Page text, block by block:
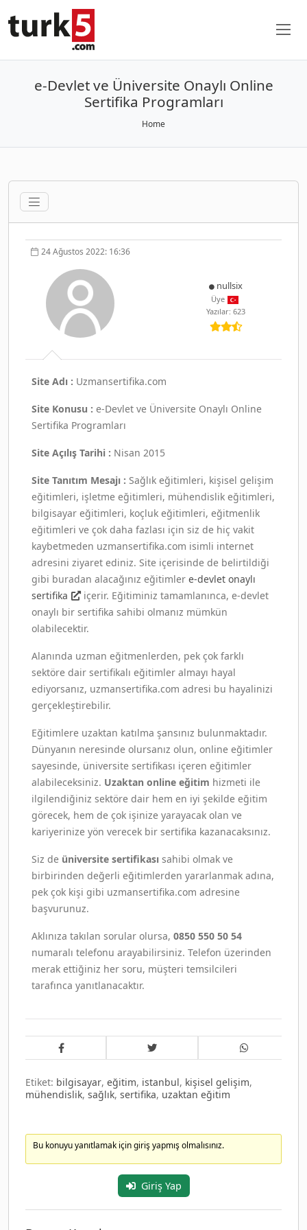
e-Devlet ve Üniversite Onaylı Online
Sertifika Programları
Home
24 Ağustos 2022: 16:36
nullsix
Üye
Yazılar: 623
Site Adı : Uzmansertifika.com
Site Konusu : e-Devlet ve Üniversite Onaylı Online
Sertifika Programları
Site Açılış Tarihi : Nisan 2015
Site Tanıtım Mesajı : Sağlık eğitimleri, kişisel gelişim
eğitimleri, işletme eğitimleri, mühendislik eğitimleri,
bilgisayar eğitimleri, koçluk eğitimleri, eğitmenlik
eğitimleri ve çok daha fazlası için siz de hiç vakit
kaybetmeden uzmansertifika.com isimli internet
adresini ziyaret ediniz. Site içerisinde de belirtildiği
gibi buradan alacağınız eğitimler e-devlet onaylı
sertifika
içerir. Eğitiminiz tamamlanınca, e-devlet
onaylı bir sertifika sahibi olmanız mümkün
olabilecektir.
Alanında uzman eğitmenlerden, pek çok farklı
sektöre dair sertifikalı eğitimler almayı hayal
ediyorsanız, uzmansertifika.com adresi bu hayalinizi
gerçekleştirebilir.
Eğitimlere uzaktan katılma şansınız bulunmaktadır.
Dünyanın neresinde olursanız olun, online eğitimler
sayesinde, üniversite sertifikası içeren eğitimler
alabileceksiniz. Uzaktan online eğitim hizmeti ile
ilgilendiğiniz sektöre dair hem en iyi şekilde eğitim
görecek, hem de çok işinize yarayacak olan ve
kariyerinize yön verecek bir sertifika kazanacaksınız.
Siz de üniversite sertifikası sahibi olmak ve
birbirinden değerli eğitimlerden yararlanmak adına,
pek çok kişi gibi uzmansertifika.com adresine
başvurunuz.
Aklınıza takılan sorular olursa, 0850 550 50 54
numaralı telefonu arayabilirsiniz. Telefon üzerinden
merak ettiğiniz her soru, müşteri temsilcileri
tarafınca yanıtlanacaktır.
Etiket: bilgisayar, eğitim, istanbul, kişisel gelişim,
mühendislik, sağlık, sertifika, uzaktan eğitim
Bu konuyu yanıtlamak için giriş yapmış olmalısınız.
Giriş Yap